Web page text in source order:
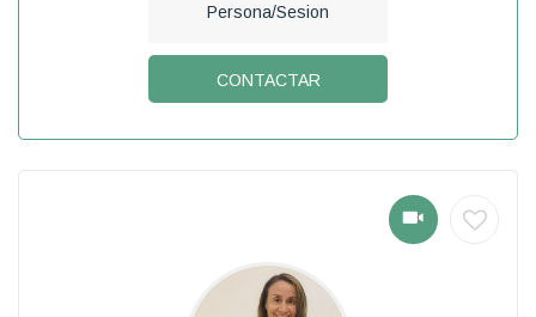
Persona/Sesion
CONTACTAR